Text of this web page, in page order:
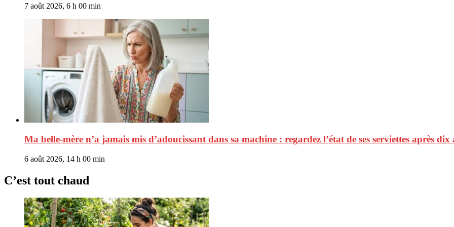
7 août 2026, 6 h 00 min
Ma belle-mère n’a jamais mis d’adoucissant dans sa machine : regardez l’état de ses serviettes après dix
6 août 2026, 14 h 00 min
C’est tout chaud